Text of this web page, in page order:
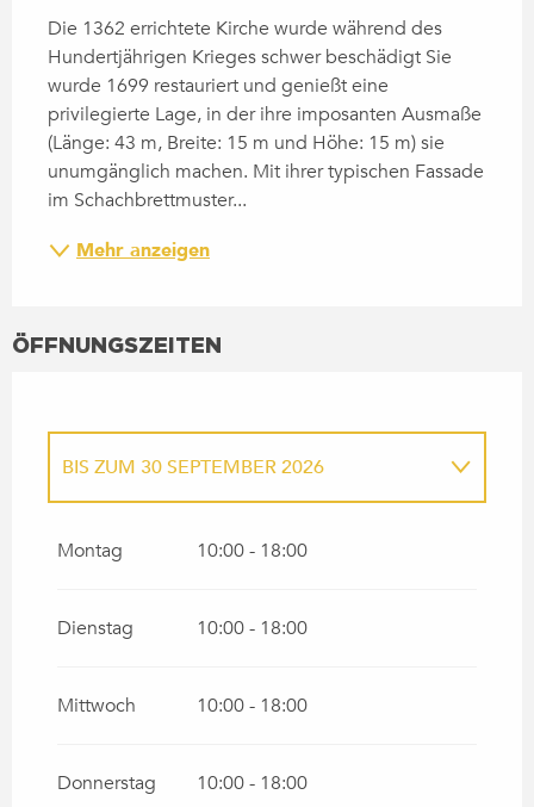
Die 1362 errichtete Kirche wurde während des
Hundertjährigen Krieges schwer beschädigt Sie
wurde 1699 restauriert und genießt eine
privilegierte Lage, in der ihre imposanten Ausmaße
(Länge: 43 m, Breite: 15 m und Höhe: 15 m) sie
unumgänglich machen. Mit ihrer typischen Fassade
im Schachbrettmuster...
Mehr anzeigen
ÖFFNUNGSZEITEN
2026
BIS ZUM 30 SEPTEMBER 2026
DEZEMBER 2026
Montag 10:00 - 18:00
Dienstag 10:00 - 18:00
Mittwoch 10:00 - 18:00
Donnerstag 10:00 - 18:00